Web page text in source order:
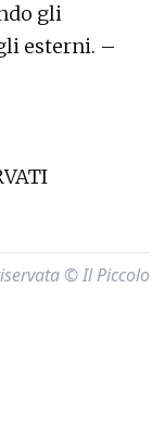
gli
esterni. –
© Il Piccolo